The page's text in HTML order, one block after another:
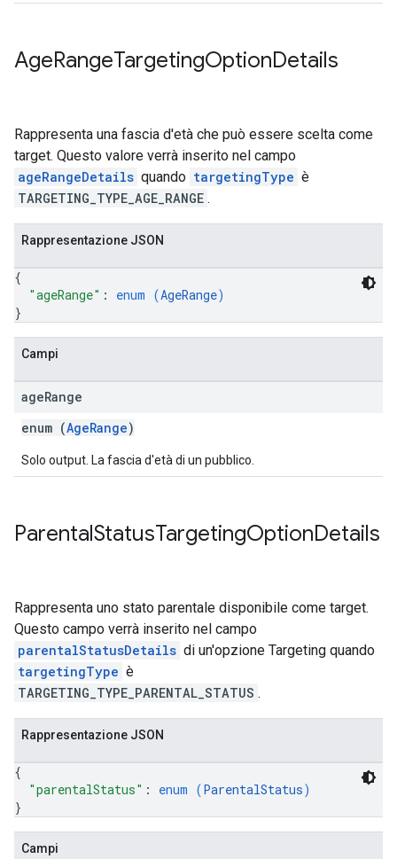
AgeRangeTargetingOptionDetails
Rappresenta una fascia d'età che può essere scelta come
target. Questo valore verrà inserito nel campo
ageRangeDetails quando targetingType è
TARGETING_TYPE_AGE_RANGE .
Rappresentazione JSON
{
"ageRange" : enum (AgeRange)
}
Campi
ageRange
enum (AgeRange)
Solo output. La fascia d'età di un pubblico.
ParentalStatusTargetingOptionDetails
Rappresenta uno stato parentale disponibile come target.
Questo campo verrà inserito nel campo
parentalStatusDetails di un'opzione Targeting quando
targetingType è
TARGETING_TYPE_PARENTAL_STATUS .
Rappresentazione JSON
{
"parentalStatus" : enum (ParentalStatus)
}
Campi